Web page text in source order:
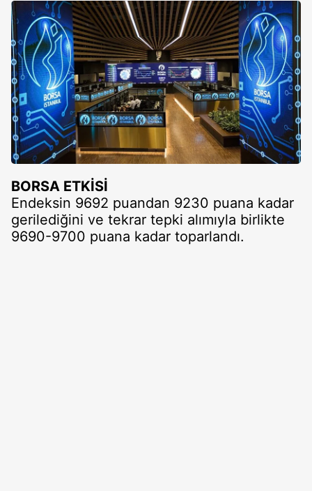
BORSA ETKİSİ
Endeksin 9692 puandan 9230 puana kadar
gerilediğini ve tekrar tepki alımıyla birlikte
9690-9700 puana kadar toparlandı.